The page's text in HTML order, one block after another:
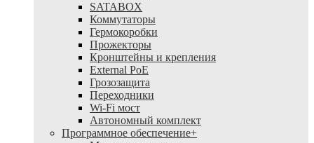
SATABOX
Коммутаторы
Гермокоробки
Прожекторы
Кронштейны и крепления
External PoE
Грозозащита
Переходники
Wi-Fi мост
Автономный комплект
Программное обеспечение+